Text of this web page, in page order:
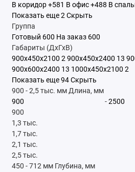
В коридор +581 В офис +488 В
Показать еще 2Скрыть
Группа
Готовый 600 На заказ 600
Габариты (ДхГхВ)
900x450x2100 2 900x450x2400 13
900x600x2400 13 1000x450x2100 2
Показать еще 94Скрыть
900 -2,5 тыс. ммДлина, мм
-
900
1,3 тыс.
1,7 тыс.
2,1 тыс.
2,5 тыс.
450 -712мм Глубина, мм